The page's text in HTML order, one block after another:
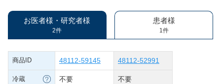
お医者様・研究者様
2件
患者様
1件
商品ID 48112-59145 48112-52991
冷蔵 不要 不要